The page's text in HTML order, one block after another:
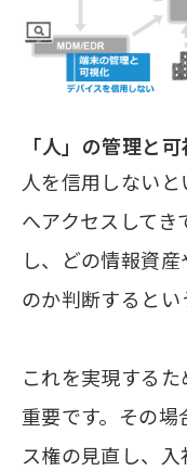
「人」の管理と
人を信用しない
へアクセスして
し、どの情報資
のか判断するとい
これを実現する
重要です。その場
ス権の見直し、